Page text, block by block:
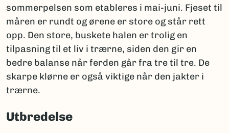
sommerpelsen som etableres i mai-juni. Fjeset til
måren er rundt og ørene er store og står rett
opp. Den store, buskete halen er trolig en
tilpasning til et liv i trærne, siden den gir en
bedre balanse når ferden går fra tre til tre. De
skarpe klørne er også viktige når den jakter i
trærne.
Utbredelse